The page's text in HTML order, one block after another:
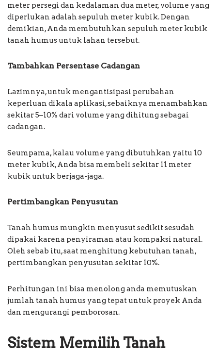
meter persegi dan kedalaman dua meter, volume yang
diperlukan adalah sepuluh meter kubik. Dengan
demikian, Anda membutuhkan sepuluh meter kubik
tanah humus untuk lahan tersebut.
Tambahkan Persentase Cadangan
Lazimnya, untuk mengantisipasi perubahan
keperluan dikala aplikasi, sebaiknya menambahkan
sekitar 5–10% dari volume yang dihitung sebagai
cadangan.
Seumpama, kalau volume yang dibutuhkan yaitu 10
meter kubik, Anda bisa membeli sekitar 11 meter
kubik untuk berjaga-jaga.
Pertimbangkan Penyusutan
Tanah humus mungkin menyusut sedikit sesudah
dipakai karena penyiraman atau kompaksi natural.
Oleh sebab itu, saat menghitung kebutuhan tanah,
pertimbangkan penyusutan sekitar 10%.
Perhitungan ini bisa menolong anda memutuskan
jumlah tanah humus yang tepat untuk proyek Anda
dan mengurangi pemborosan.
Sistem Memilih Tanah